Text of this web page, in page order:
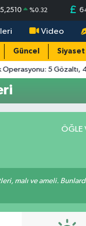
%0.32
Video
Güncel Siyaset
5 Gözaltı, 4
ÖĞLE
malı ve ameli.